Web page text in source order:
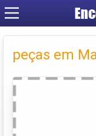
peças em